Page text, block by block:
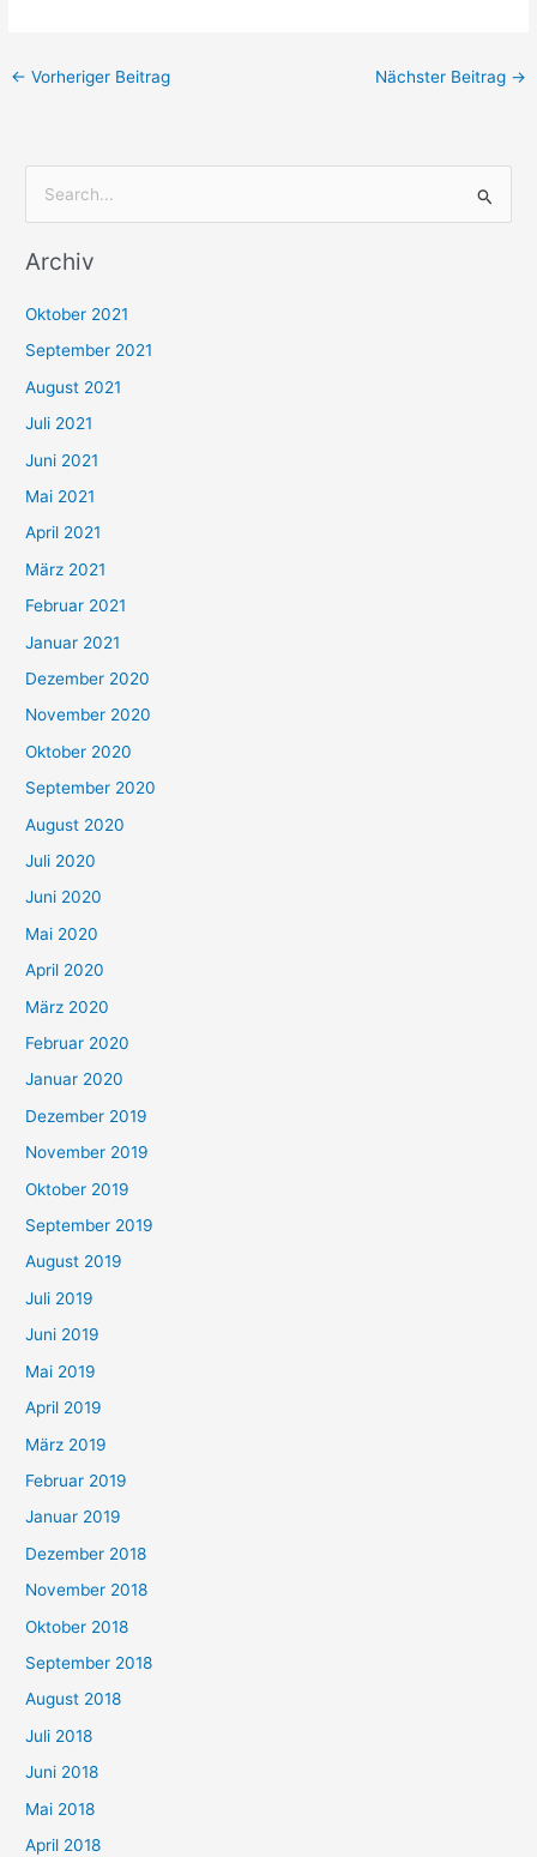
← Vorheriger Beitrag Nächster Beitrag →
c
n
n
a
c
h
:
Archiv
Oktober 2021
September 2021
August 2021
Juli 2021
Juni 2021
Mai 2021
April 2021
März 2021
Februar 2021
Januar 2021
Dezember 2020
November 2020
Oktober 2020
September 2020
August 2020
Juli 2020
Juni 2020
Mai 2020
April 2020
März 2020
Februar 2020
Januar 2020
Dezember 2019
November 2019
Oktober 2019
September 2019
August 2019
Juli 2019
Juni 2019
Mai 2019
April 2019
März 2019
Februar 2019
Januar 2019
Dezember 2018
November 2018
Oktober 2018
September 2018
August 2018
Juli 2018
Juni 2018
Mai 2018
April 2018